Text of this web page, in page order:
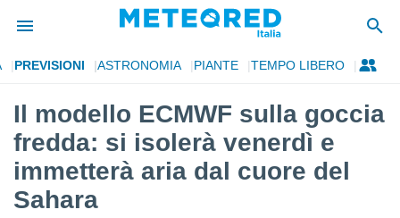
di
per
PREVISIONI ASTRONOMIA PIANTE TEMPO LIBERO
Il modello ECMWF sulla goccia
fredda: si isolerà venerdì e
immetterà aria dal cuore del
Sahara